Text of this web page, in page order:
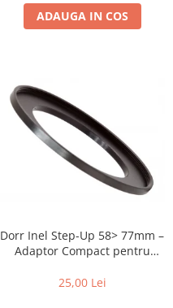
ADAUGA IN COS
Dorr Inel Step-Up 58> 77mm –
Adaptor Compact pentru
25,00 Lei